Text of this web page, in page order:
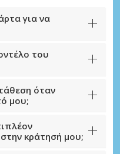
για να
του
όταν
μου;
κράτησή μου;